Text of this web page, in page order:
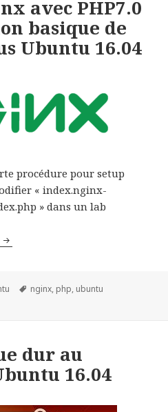
avec PHP7.0
basique de
Ubuntu 16.04
procédure pour setup
« index.nginx-
» dans un lab
Installer Nginx avec PHP7.0 et
Mots-
nginx, php, ubuntu
dur au
16.04